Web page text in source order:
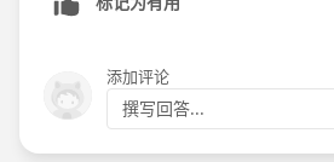
添加评论
撰写回答...